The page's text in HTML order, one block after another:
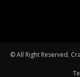
© All Right Reserved.